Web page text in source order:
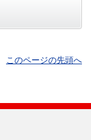
このページの先頭へ